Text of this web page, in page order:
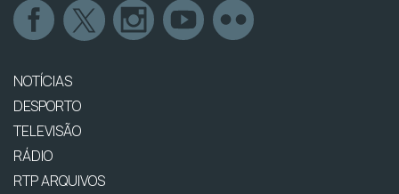
NOTÍCIAS
DESPORTO
TELEVISÃO
RÁDIO
RTP ARQUIVOS